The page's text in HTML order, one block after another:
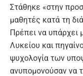
Στάθηκε «στην
μαθητές κατά τη
Πρέπει να υπάρχει
Λυκείου και
ψυχολογία των
ανυπομονούσαν να